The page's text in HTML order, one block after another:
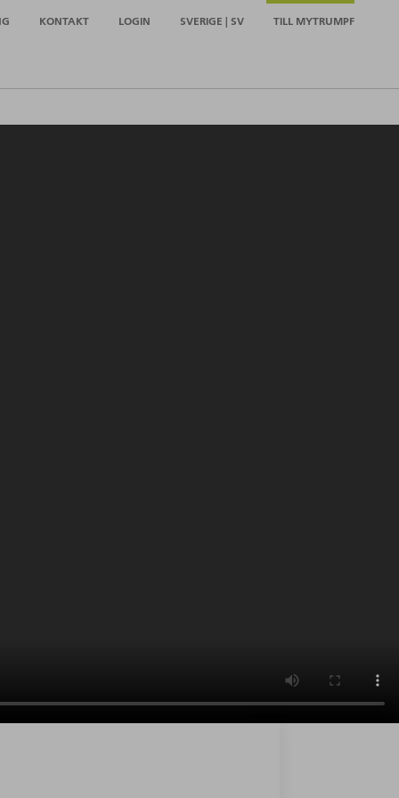
KONTAKT LOGIN SVERIGE | SV TILL MYTRUMPF